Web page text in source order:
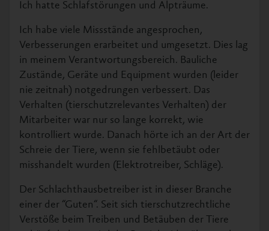
Ich hatte Schlafstörungen und Alpträume.
Ich habe viele Missstände angesprochen,
Verbesserungen erarbeitet und umgesetzt. Dies lag
in meinem Verantwortungsbereich. Bauliche
Zustände, Geräte und Equipment wurden (leider
nie zeitnah) notgedrungen verbessert. Das
Verhalten (tierschutzrelevantes Verhalten) der
Mitarbeiter war nur so lange korrekt, wie
kontrolliert wurde. Danach hörte ich an der Art der
Schreie der Tiere, wenn sie fehlbetäubt oder
misshandelt wurden (Elektrotreiber, Schläge).
Der Schlachthausbetreiber ist in dieser Branche
einer der “Guten“. Seit sich tierschutzrechtliche
Verstöße beim Treiben und Betäuben der Tiere